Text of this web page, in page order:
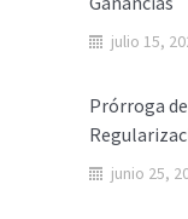
julio 15,
Prórroga
junio 25,